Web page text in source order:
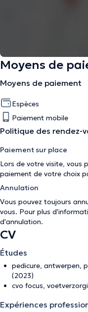
Moyens de
Moyens de paiement
Espèces
Paiement mobile
Politique des rendez-
Paiement sur place
Lors de votre visite, vous
paiement de votre choix
Annulation
Vous pouvez toujours
vous. Pour plus
d'annulation.
CV
Études
pedicure, antwerpen,
(2023)
cvo focus,
Expériences